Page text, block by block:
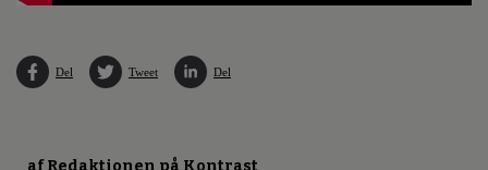
Del Tweet Del